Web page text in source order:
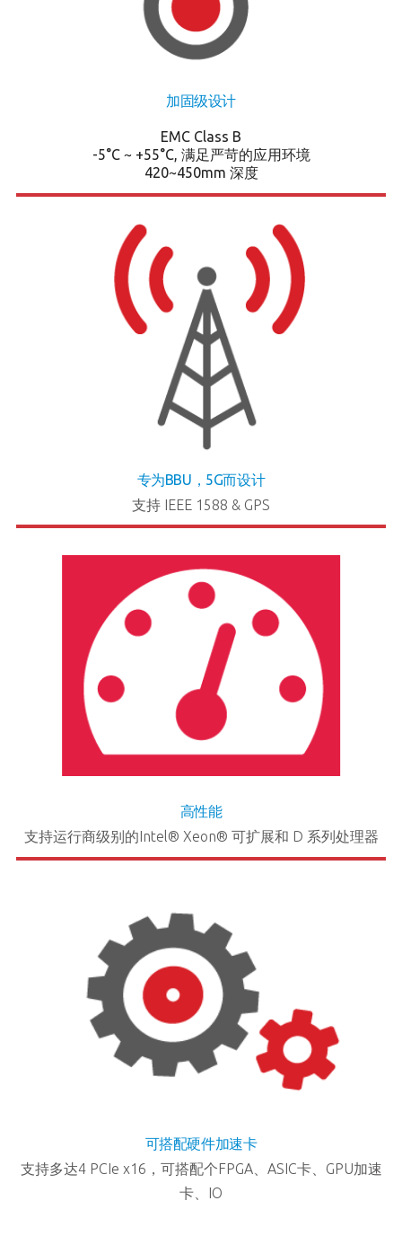
加固级设计
EMC Class B
-5°C ~ +55°C, 满足严苛的应用环境
420~450mm 深度
专为BBU，5G而设计
支持 IEEE 1588 & GPS
高性能
支持运行商级别的Intel® Xeon® 可扩展和 D 系列处理器
可搭配硬件加速卡
支持多达4 PCIe x16，可搭配个FPGA、ASIC卡、GPU加速
卡、IO